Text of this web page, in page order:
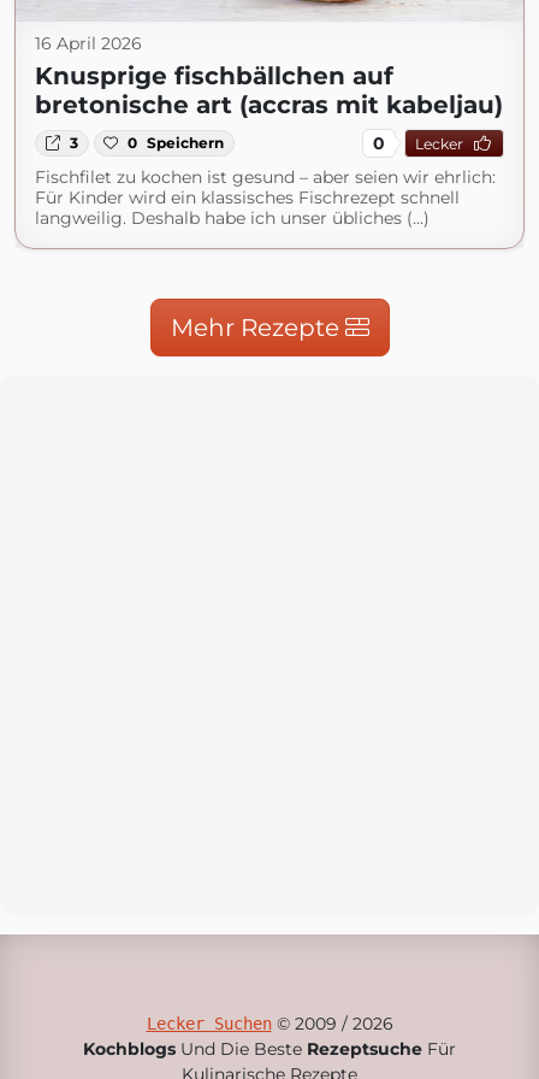
16 April 2026
Knusprige fischbällchen auf
bretonische art (accras mit kabeljau)
3 0 Speichern 0 Lecker
Fischfilet zu kochen ist gesund – aber seien wir ehrlich:
Für Kinder wird ein klassisches Fischrezept schnell
langweilig. Deshalb habe ich unser übliches (...)
Mehr Rezepte
Lecker Suchen© 2009 / 2026
Kochblogs Und Die Beste Rezeptsuche Für
Kulinarische Rezepte